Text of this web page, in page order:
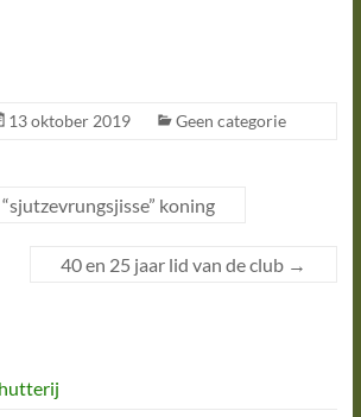
13 oktober 2019 Geen categorie
koning
40 en 25 jaar lid van de club →